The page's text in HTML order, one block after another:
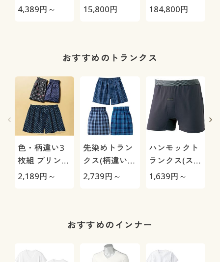
ンツ(スマート
わらか・選べ
ス・洗濯機
OK・1年中は
ける)
4,389円～
極-
15,800円
184,800円
おすすめのトランクス
色・柄違い3
枚組 プリント
トランクス/綿
2,189円～
先染めトラン
クス(柄違い3
枚組)
2,739円～
ハンモックト
ランクス(スリ
ムタイプ)/吸
1,639円～
おすすめのインナー